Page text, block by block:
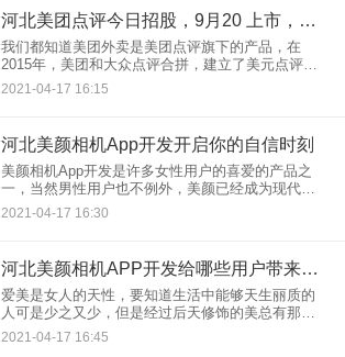
河北美团点评今日招股，9月20 上市，不仅是外卖
我们都知道美团外卖是美团点评旗下的产品，在
2015年，美团和大众点评合拼，建立了美元点评，
至此美团开始布局除了餐饮外卖市场，还在酒店旅
游、在线外卖和移动出行四大的场景下，都有着相
2021-04-17 16:15
河北美颜相机App开发开启你的自信时刻
美颜相机App开发是许多女性用户的喜爱的产品之
一，当然男性用户也不例外，美颜已经成为现代社
会的趋势。素颜不好看、没有化妆、不用拍，美颜
相机App一样可以帮到你拍出漂亮的照片。只要开启
2021-04-17 16:30
河北美颜相机APP开发给哪些用户带来了优势
爱美是女人的天性，要知道生活中能够天生丽质的
人可是少之又少，但是经过后天修饰的美总有那么
几分不自然，而美颜相机APP开发则可以帮助人们
照出一张好看的照片，不需要经过任何粉饰也能以
2021-04-17 16:45